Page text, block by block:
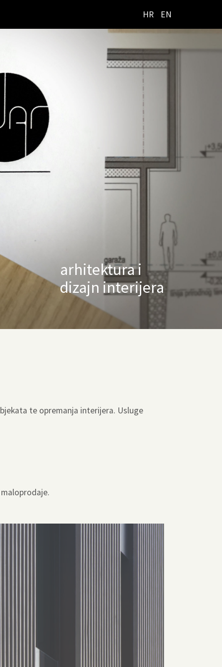
HR EN
arhitektura i
dizajn interijera
te opremanja interijera. Usluge